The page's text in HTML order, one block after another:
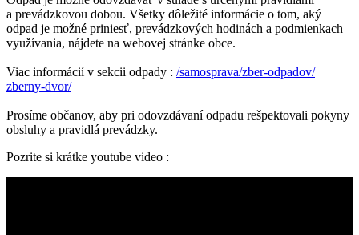
a prevádzkovou dobou. Všetky dôležité informácie o tom, aký
odpad je možné priniesť, prevádzkových hodinách a podmienkach
využívania, nájdete na webovej stránke obce.
Viac informácií v sekcii odpady : /samosprava/zber-odpadov/
zberny-dvor/
Prosíme občanov, aby pri odovzdávaní odpadu rešpektovali pokyny
obsluhy a pravidlá prevádzky.
Pozrite si krátke youtube video :